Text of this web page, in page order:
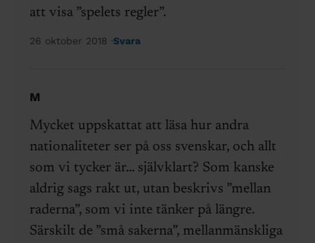
att visa ”spelets regler”.
26 oktober 2018 Svara
M
Mycket uppskattat att läsa hur andra
nationaliteter ser på oss svenskar, och allt
som vi tycker är… självklart? Som kanske
aldrig sags rakt ut, utan beskrivs ”mellan
raderna”, som vi inte tänker på längre.
Särskilt de ”små sakerna”, mellanmänskliga